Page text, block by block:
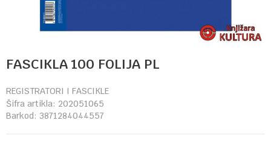
FASCIKLA 100 FOLIJA PL
REGISTRATORI I FASCIKLE
Šifra artikla: 202051065
Barkod: 3871284044557